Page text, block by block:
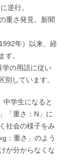
逆行。
重さ発見。新聞
年）以来、経
す。
の用語に従い
別しています。
学生になると
「重さ：N」に
社会の様子をみ
：重さ」のよう
が分からなくな